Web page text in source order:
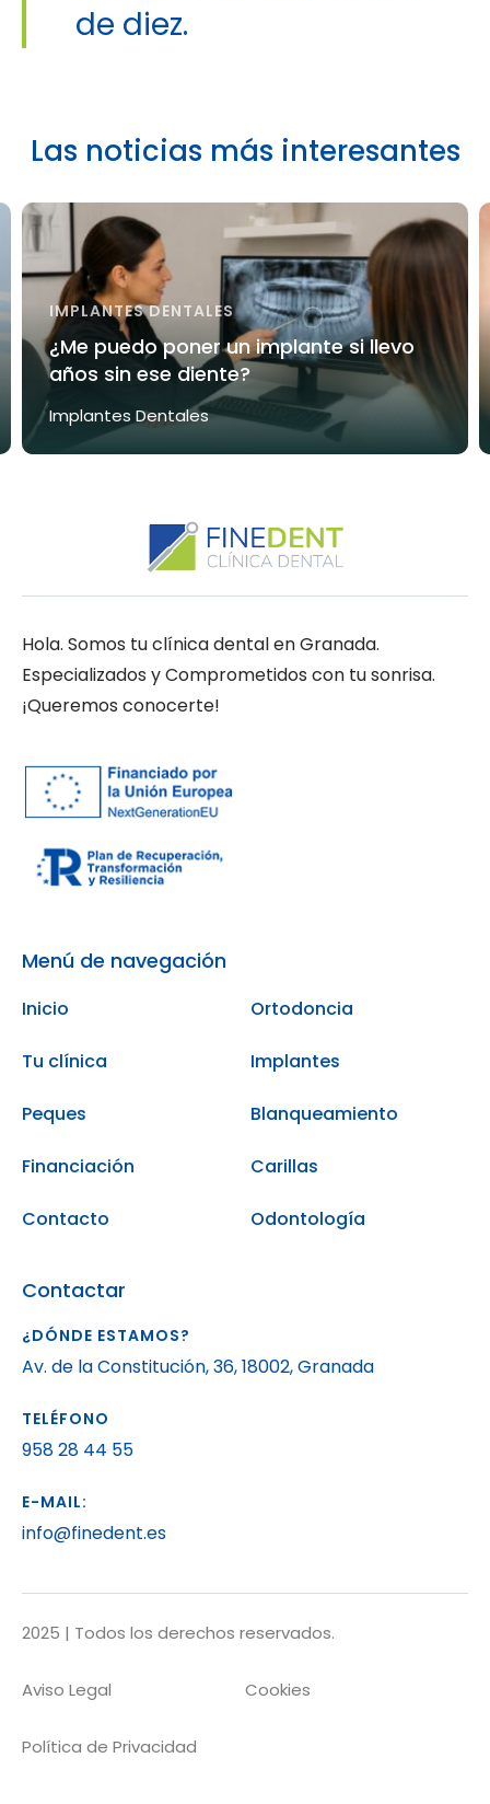
de diez.
Las noticias más interesantes
IMPLANTES DENTALES
¿Me puedo poner un implante si llevo
años sin ese diente?
Implantes Dentales
Hola. Somos tu clínica dental en Granada.
Especializados y Comprometidos con tu sonrisa.
¡Queremos conocerte!
Menú de navegación
Inicio
Tu clínica
Peques
Financiación
Contacto
Ortodoncia
Implantes
Blanqueamiento
Carillas
Odontología
Contactar
¿DÓNDE ESTAMOS?
Av. de la Constitución, 36, 18002, Granada
TELÉFONO
958 28 44 55
E-MAIL:
info@finedent.es
2025 | Todos los derechos reservados.
Aviso Legal Cookies
Política de Privacidad